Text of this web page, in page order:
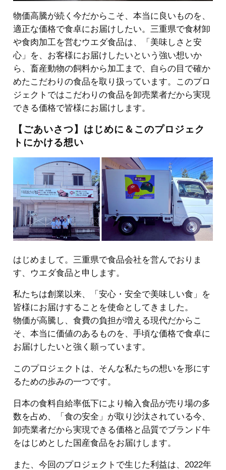
物価高騰が続く今だからこそ、本当に良いものを、
適正な価格で食卓にお届けしたい。三重県で食材卸
や食肉加工を営むウエダ食品は、「美味しさと安
心」を、お客様にお届けしたいという強い想いか
ら、畜産動物の飼料から加工まで、自らの目で確か
めたこだわりの食品を取り扱っています。このプロ
ジェクトではこだわりの食品を卸売業者だから実現
できる価格で皆様にお届けします。
【ごあいさつ】はじめに＆このプロジェク
トにかける想い
はじめまして。三重県で食品会社を営んでおりま
す、ウエダ食品と申します。
私たちは創業以来、「安心・安全で美味しい食」を
皆様にお届けすることを使命としてきました。
物価が高騰し、食費の負担が増える現代だからこ
そ、本当に価値のあるものを、手頃な価格で食卓に
お届けしたいと強く願っています。
このプロジェクトは、そんな私たちの想いを形にす
るための歩みの一つです。
日本の食料自給率低下により輸入食品が売り場の多
数を占め、「食の安全」が取り沙汰されている今、
卸売業者だから実現できる価格と品質でブランド牛
をはじめとした国産食品をお届けします。
また、今回のプロジェクトで生じた利益は、2022年